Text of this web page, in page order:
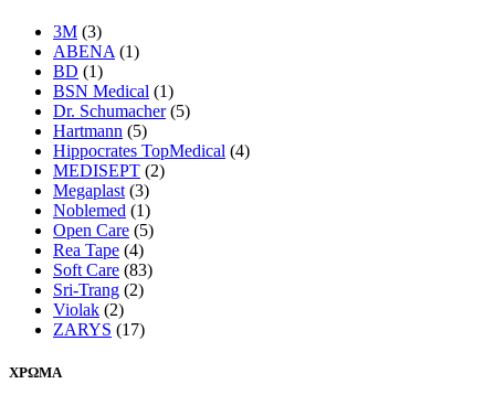
3M (3)
ABENA (1)
BD (1)
BSN Medical (1)
Dr. Schumacher (5)
Hartmann (5)
Hippocrates TopMedical (4)
MEDISEPT (2)
Megaplast (3)
Noblemed (1)
Open Care (5)
Rea Tape (4)
Soft Care (83)
Sri-Trang (2)
Violak (2)
ZARYS (17)
ΧΡΩΜΑ